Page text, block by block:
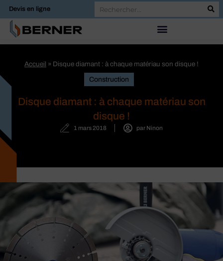
Devis en ligne
Accueil » Disque diamant : à chaque matériau son disque !
Construction
Disque diamant : à chaque matériau son
disque !
1 mars 2018 par Ninon